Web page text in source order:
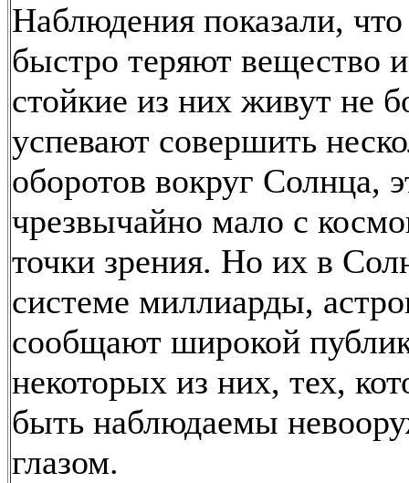
Наблюдения показали,
быстро теряют вещество
стойкие из них живут не
успевают совершить
оборотов вокруг Солнца,
чрезвычайно мало с
точки зрения. Но их в
системе миллиарды,
сообщают широкой
некоторых из них, тех,
быть наблюдаемы
глазом.